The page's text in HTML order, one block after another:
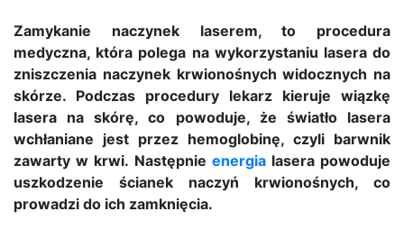
Zamykanie naczynek laserem, to procedura
medyczna, która polega na wykorzystaniu lasera do
zniszczenia naczynek krwionośnych widocznych na
skórze. Podczas procedury lekarz kieruje wiązkę
lasera na skórę, co powoduje, że światło lasera
wchłaniane jest przez hemoglobinę, czyli barwnik
zawarty w krwi. Następnie energialasera powoduje
uszkodzenie ścianek naczyń krwionośnych, co
prowadzi do ich zamknięcia.